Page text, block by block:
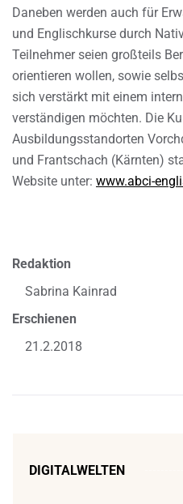
Daneben werden auch für
und Englischkurse durch
Teilnehmer seien großteils
orientieren wollen, sowie
sich verstärkt mit einem
verständigen möchten. Die
Ausbildungsstandorten
und Frantschach (Kärnten)
Website unter: www.abci-
Redaktion
Sabrina Kainrad
Erschienen
21.2.2018
DIGITALWELTEN